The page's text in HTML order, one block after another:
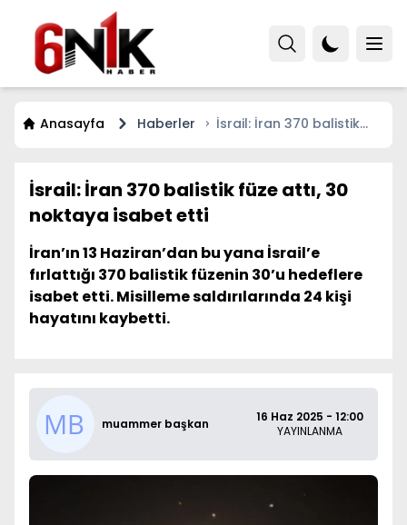
Anasayfa Haberler
İsrail: İran 370 balistik
İsrail: İran 370 balistik füze attı, 30
noktaya isabet etti
İran’ın 13 Haziran’dan bu yana İsrail’e
fırlattığı 370 balistik füzenin 30’u hedeflere
isabet etti. Misilleme saldırılarında 24 kişi
hayatını kaybetti.
muammer başkan
16 Haz 2025 - 12:00
YAYINLANMA